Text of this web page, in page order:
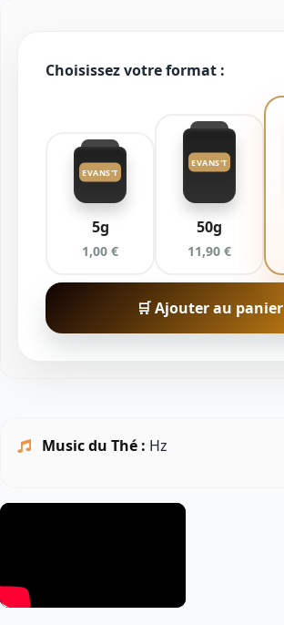
Choisissez votre format :
EVANS'T
5g
1,00 €
EVANS'T
50g
11,90 €
🛒 Ajouter au panier
Music du Thé : Hz